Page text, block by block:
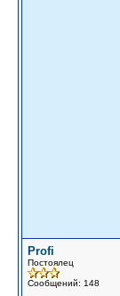
Profi
Постоялец
Сообщений: 148